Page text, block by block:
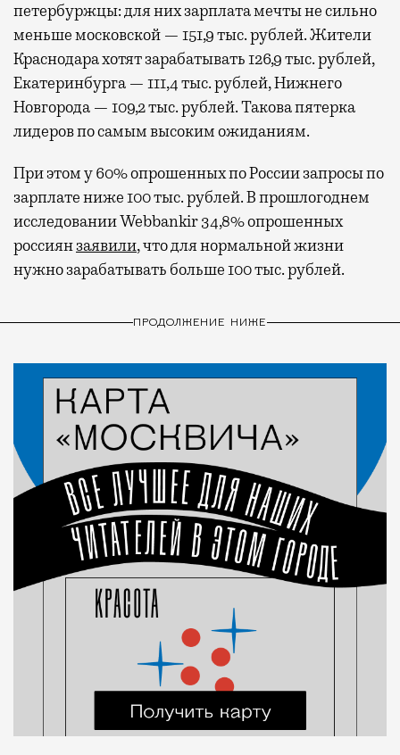
петербуржцы: для них зарплата мечты не сильно
меньше московской — 151,9 тыс. рублей. Жители
Краснодара хотят зарабатывать 126,9 тыс. рублей,
Екатеринбурга — 111,4 тыс. рублей, Нижнего
Новгорода — 109,2 тыс. рублей. Такова пятерка
лидеров по самым высоким ожиданиям.
При этом у 60% опрошенных по России запросы по
зарплате ниже 100 тыс. рублей. В прошлогоднем
исследовании Webbankir 34,8% опрошенных
россиянзаявили, что для нормальной жизни
нужно зарабатывать больше 100 тыс. рублей.
ПРОДОЛЖЕНИЕ НИЖЕ